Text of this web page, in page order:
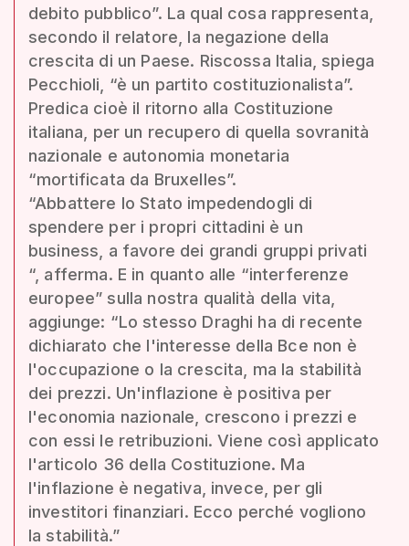
debito pubblico”. La qual cosa rappresenta,
secondo il relatore, la negazione della
crescita di un Paese. Riscossa Italia, spiega
Pecchioli, “è un partito costituzionalista”.
Predica cioè il ritorno alla Costituzione
italiana, per un recupero di quella sovranità
nazionale e autonomia monetaria
“mortificata da Bruxelles”.
“Abbattere lo Stato impedendogli di
spendere per i propri cittadini è un
business, a favore dei grandi gruppi privati
“, afferma. E in quanto alle “interferenze
europee” sulla nostra qualità della vita,
aggiunge: “Lo stesso Draghi ha di recente
dichiarato che l'interesse della Bce non è
l'occupazione o la crescita, ma la stabilità
dei prezzi. Un'inflazione è positiva per
l'economia nazionale, crescono i prezzi e
con essi le retribuzioni. Viene così applicato
l'articolo 36 della Costituzione. Ma
l'inflazione è negativa, invece, per gli
investitori finanziari. Ecco perché vogliono
la stabilità.”